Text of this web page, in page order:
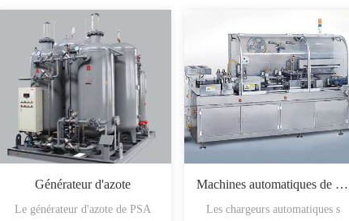
Générateur d'azote
Le générateur d'azote de PSA
Machines automatiques de chargement des boîtes
Les chargeurs automatiques s